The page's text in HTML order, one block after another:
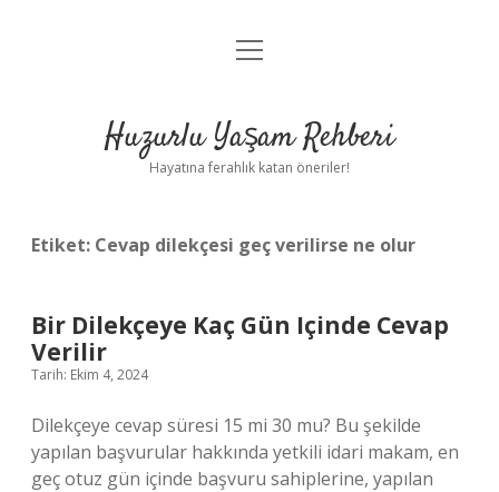
Anasayfa
Yasal Uyarı
menüyü
Huzurlu Yaşam Rehberi
Hayatına ferahlık katan öneriler!
Etiket: Cevap dilekçesi geç verilirse ne olur
Bir Dilekçeye Kaç Gün Içinde Cevap
Verilir
Tarih: Ekim 4, 2024
Dilekçeye cevap süresi 15 mi 30 mu? Bu şekilde
yapılan başvurular hakkında yetkili idari makam, en
geç otuz gün içinde başvuru sahiplerine, yapılan